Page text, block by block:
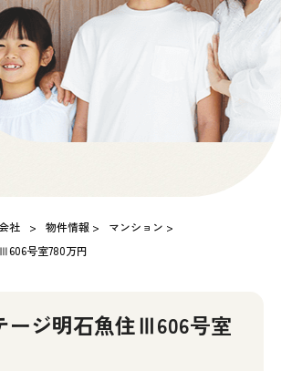
社 > 物件情報 > マンション >
号室780万円
ージ明石魚住Ⅲ606号室